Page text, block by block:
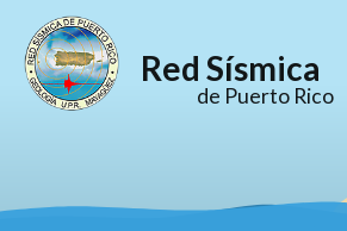
Red Sísmica
de Puerto Rico